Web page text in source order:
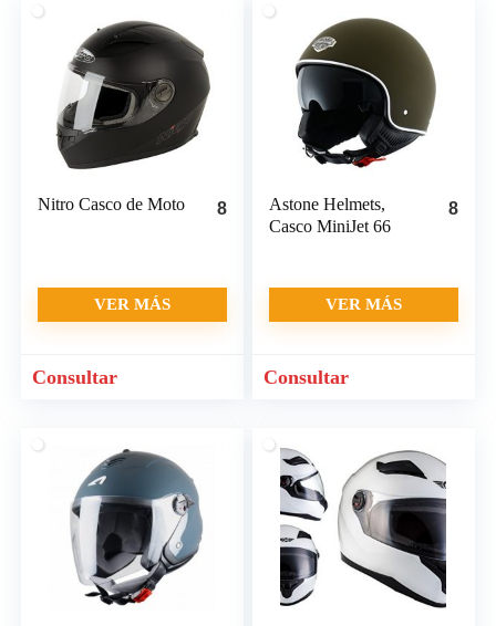
8
Nitro Casco de Moto
VER MÁS
Consultar
8
Astone Helmets,
Casco MiniJet 66
VER MÁS
Consultar